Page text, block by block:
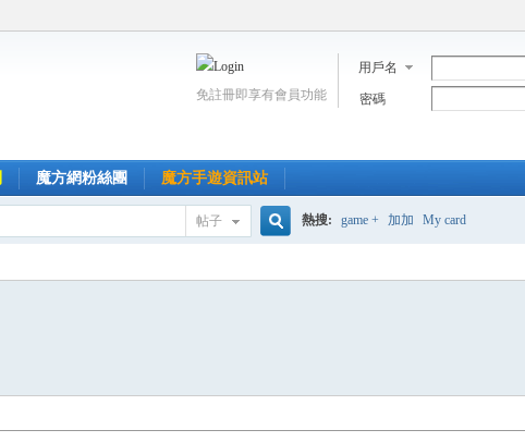
用戶名
密碼
免註冊即享有會員功能
魔方網粉絲團 魔方手遊資訊站
帖子 熱搜: game + 加加 My card